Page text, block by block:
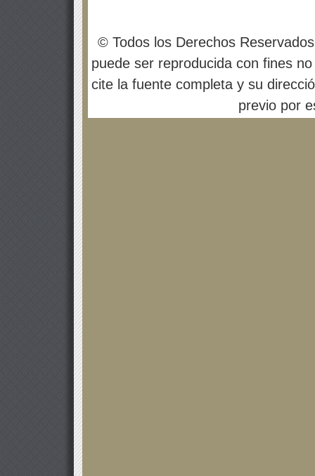
© Todos los Derechos
puede ser reproducida con fines
cite la fuente completa y su
previo por